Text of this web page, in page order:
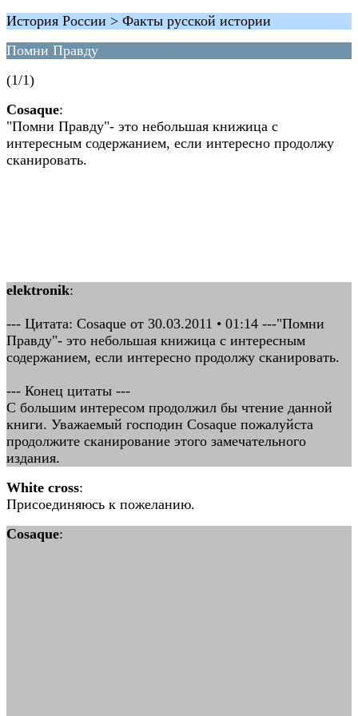
История России > Факты русской истории
Помни Правду
(1/1)
Cosaque:
"Помни Правду"- это небольшая книжица с
интересным содержанием, если интересно продолжу
сканировать.
elektronik:
--- Цитата: Cosaque от 30.03.2011 • 01:14 ---"Помни
Правду"- это небольшая книжица с интересным
содержанием, если интересно продолжу сканировать.
--- Конец цитаты ---
С большим интересом продолжил бы чтение данной
книги. Уважаемый господин Cosaque пожалуйста
продолжите сканирование этого замечательного
издания.
White cross:
Присоединяюсь к пожеланию.
Cosaque: